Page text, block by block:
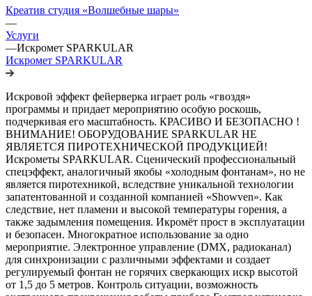
Креатив студия «Волшебные шары»
—
Услуги
—Искромет SPARKULAR
Искромет SPARKULAR
Искровой эффект фейерверка играет роль «гвоздя»
программы и придает мероприятию особую роскошь,
подчеркивая его масштабность. КРАСИВО И БЕЗОПАСНО !
ВНИМАНИЕ! ОБОРУДОВАНИЕ SPARKULAR НЕ
ЯВЛЯЕТСЯ ПИРОТЕХНИЧЕСКОЙ ПРОДУКЦИЕЙ!
Искрометы SPARKULAR. Сценический профессиональный
спецэффект, аналогичный якобы «холодным фонтанам», но не
является пиротехникой, вследствие уникальной технологии
запатентованной и созданной компанией «Showven». Как
следствие, нет пламени и высокой температуры горения, а
также задымления помещения. Икромёт прост в эксплуатации
и безопасен. Многократное использование за одно
мероприятие. Электронное управление (DMX, радиоканал)
для синхронизации с различными эффектами и создает
регулируемый фонтан не горячих сверкающих искр высотой
от 1,5 до 5 метров. Контроль ситуации, возможность